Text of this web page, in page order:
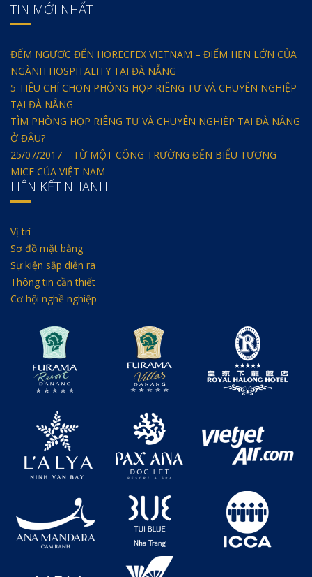
TIN MỚI NHẤT
ĐẾM NGƯỢC ĐẾN HORECFEX VIETNAM – ĐIỂM HẸN LỚN CỦA
NGÀNH HOSPITALITY TẠI ĐÀ NẴNG
5 TIÊU CHÍ CHỌN PHÒNG HỌP RIÊNG TƯ VÀ CHUYÊN NGHIỆP
TẠI ĐÀ NẴNG
TÌM PHÒNG HỌP RIÊNG TƯ VÀ CHUYÊN NGHIỆP TẠI ĐÀ NẴNG
Ở ĐÂU?
25/07/2017 – TỪ MỘT CÔNG TRƯỜNG ĐẾN BIỂU TƯỢNG
MICE CỦA VIỆT NAM
LIÊN KẾT NHANH
Vị trí
Sơ đồ mặt bằng
Sự kiện sắp diễn ra
Thông tin cần thiết
Cơ hội nghề nghiệp